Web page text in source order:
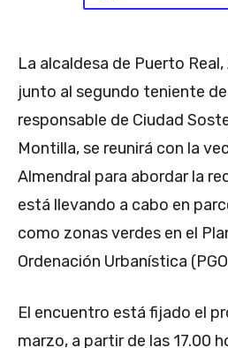
La alcaldesa de Puerto
junto al segundo teniente
responsable de Ciudad
Montilla, se reunirá con la
Almendral para abordar la
está llevando a cabo en
como zonas verdes en el
Ordenación Urbanística
El encuentro está fijado el
marzo, a partir de las 17.00